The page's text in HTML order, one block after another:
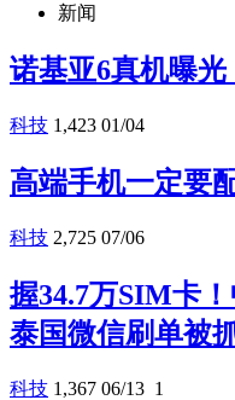
新闻
诺基亚6真机曝
科技 1,423 01/04
高端手机一定要
科技 2,725 07/06
握34.7万SIM卡
泰国微信刷单被
科技 1,367 06/13 1